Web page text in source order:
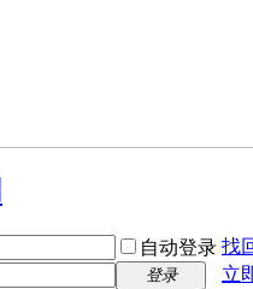
自动登录 找
登录
立